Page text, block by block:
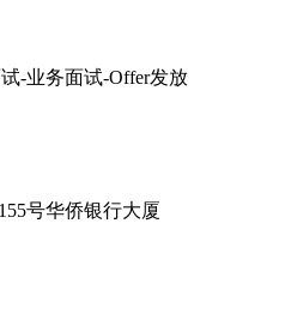
业务面试-Offer发放
号华侨银行大厦